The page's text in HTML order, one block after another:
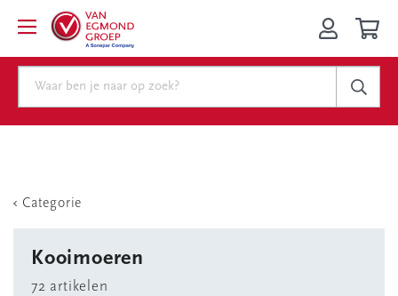
Categorie
Kooimoeren
72 artikelen